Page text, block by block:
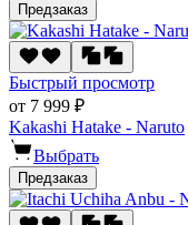
Предзаказ
Быстрый просмотр
от 7 999 ₽
Kakashi Hatake - Naruto
Выбрать
Предзаказ